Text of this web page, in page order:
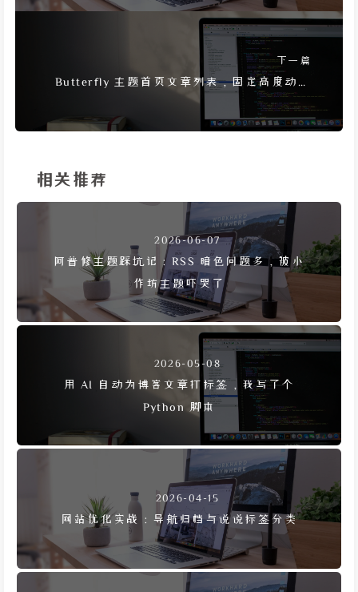
下一篇
Butterfly 主题首页文章列表，固定高度动态
补齐方法
相关推荐
2026-06-07
阿普修主题踩坑记：RSS 暗色问题多，被小
作坊主题吓哭了
2026-05-08
用 AI 自动为博客文章打标签，我写了个
Python 脚本
2026-04-15
网站优化实战：导航归档与说说标签分类